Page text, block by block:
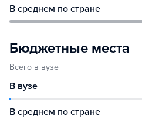
В среднем по стране
Бюджетные места
Всего в вузе
В вузе
В среднем по стране